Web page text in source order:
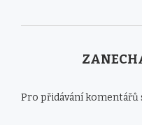
Pro přidávání komentářů